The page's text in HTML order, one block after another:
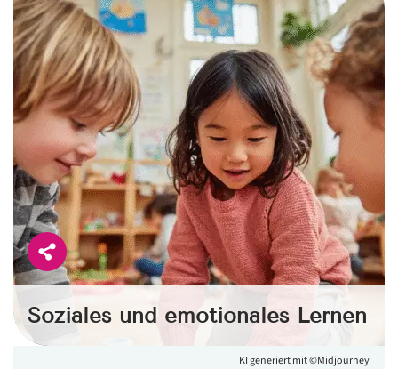
Soziales und emotionales Lernen
KI generiert mit ©Midjourney